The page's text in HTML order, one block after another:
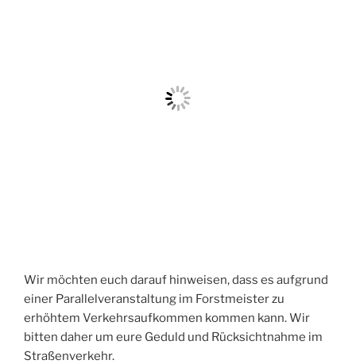
Wir möchten euch darauf hinweisen, dass es aufgrund
einer Parallelveranstaltung im Forstmeister zu
erhöhtem Verkehrsaufkommen kommen kann. Wir
bitten daher um eure Geduld und Rücksichtnahme im
Straßenverkehr.